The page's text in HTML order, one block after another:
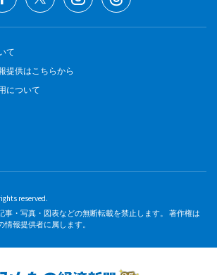
て
提供はこちらから
について
reserved.
事・写真・図表などの無断転載を禁止します。 著作権は
報提供者に属します。